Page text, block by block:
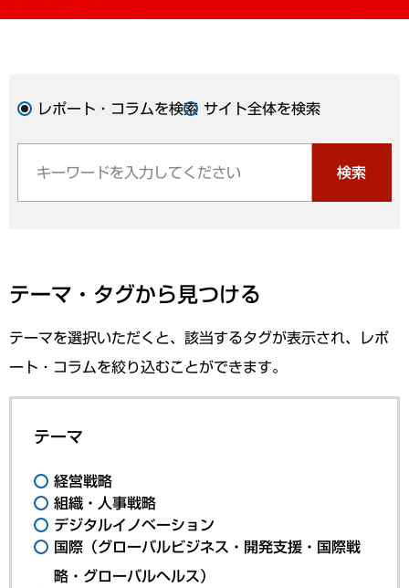
レポート・コラムを検索 サイト全体を検索
検索
テーマ・タグから見つける
テーマを選択いただくと、該当するタグが表示され、レポ
ート・コラムを絞り込むことができます。
テーマ
経営戦略
組織・人事戦略
デジタルイノベーション
国際（グローバルビジネス・開発支援・国際戦
略・グローバルヘルス）